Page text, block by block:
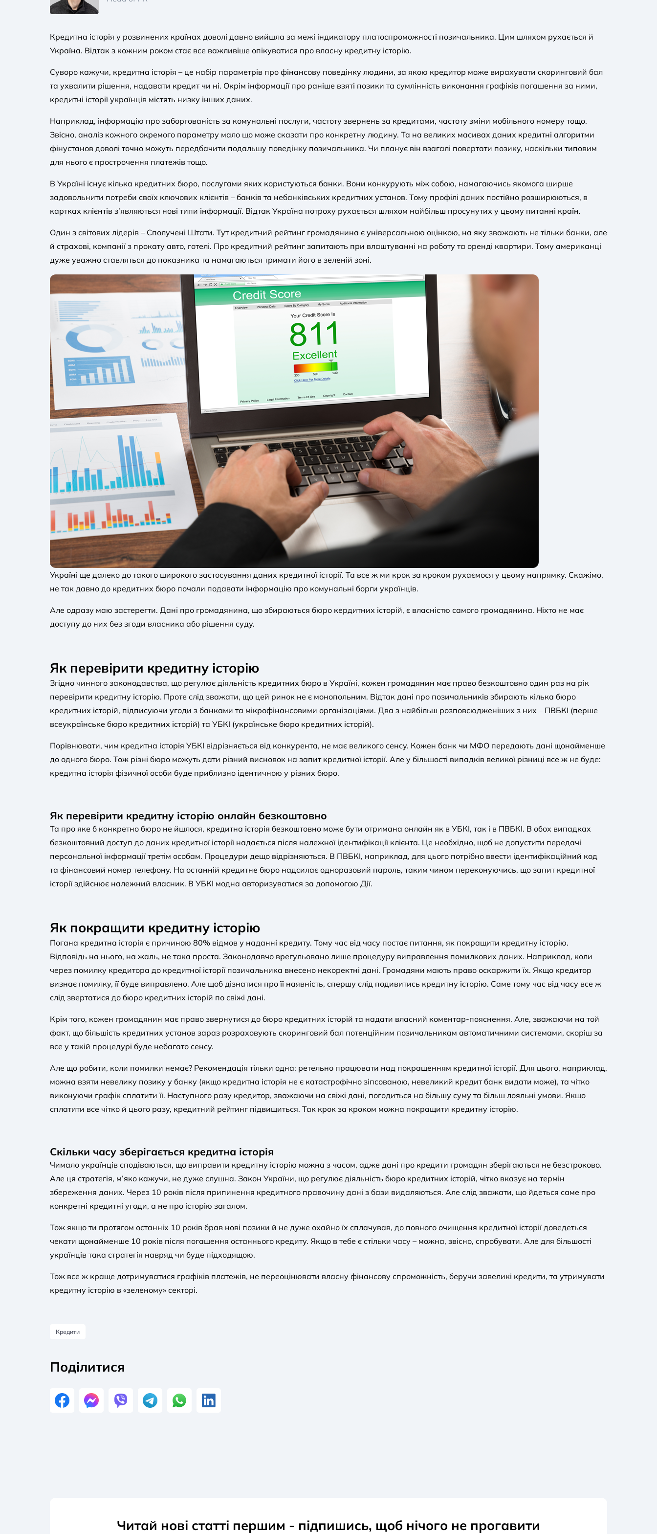
Кредитна історія у розвинених країнах доволі давно вийшла за межі індикатору платоспроможності позичальника. Цим шляхом рухається й
Україна. Відтак з кожним роком стає все важливіше опікуватися про власну кредитну історію.
Суворо кажучи, кредитна історія – це набір параметрів про фінансову поведінку людини, за якою кредитор може вирахувати скоринговий бал
та ухвалити рішення, надавати кредит чи ні. Окрім інформації про раніше взяті позики та сумлінність виконання графіків погашення за ними,
кредитні історії українців містять низку інших даних.
Наприклад, інформацію про заборгованість за комунальні послуги, частоту звернень за кредитами, частоту зміни мобільного номеру тощо.
Звісно, аналіз кожного окремого параметру мало що може сказати про конкретну людину. Та на великих масивах даних кредитні алгоритми
фінустанов доволі точно можуть передбачити подальшу поведінку позичальника. Чи планує він взагалі повертати позику, наскільки типовим
для нього є прострочення платежів тощо.
В Україні існує кілька кредитних бюро, послугами яких користуються банки. Вони конкурують між собою, намагаючись якомога ширше
задовольнити потреби своїх ключових клієнтів – банків та небанківських кредитних установ. Тому профілі даних постійно розширюються, в
картках клієнтів з’являються нові типи інформації. Відтак Україна потроху рухається шляхом найбільш просунутих у цьому питанні країн.
Один з світових лідерів – Сполучені Штати. Тут кредитний рейтинг громадянина є універсальною оцінкою, на яку зважають не тільки банки, але
й страхові, компанії з прокату авто, готелі. Про кредитний рейтинг запитають при влаштуванні на роботу та оренді квартири. Тому американці
дуже уважно ставляться до показника та намагаються тримати його в зеленій зоні.
Україні ще далеко до такого широкого застосування даних кредитної історії. Та все ж ми крок за кроком рухаємося у цьому напрямку. Скажімо,
не так давно до кредитних бюро почали подавати інформацію про комунальні борги українців.
Але одразу маю застерегти. Дані про громадянина, що збираються бюро кердитних історій, є власністю самого громадянина. Ніхто не має
доступу до них без згоди власника або рішення суду.
Як перевірити кредитну історію
Згідно чинного законодавства, що регулює діяльність кредитних бюро в Україні, кожен громадянин має право безкоштовно один раз на рік
перевірити кредитну історію. Проте слід зважати, що цей ринок не є монопольним. Відтак дані про позичальників збирають кілька бюро
кредитних історій, підписуючи угоди з банками та мікрофінансовими організаціями. Два з найбільш розповсюдженіших з них – ПВБКІ (перше
всеукраїнське бюро кредитних історій) та УБКІ (українське бюро кредитних історій).
Порівнювати, чим кредитна історія УБКІ відрізняється від конкурента, не має великого сенсу. Кожен банк чи МФО передають дані щонайменше
до одного бюро. Тож різні бюро можуть дати різний висновок на запит кредитної історії. Але у більшості випадків великої різниці все ж не буде:
кредитна історія фізичної особи буде приблизно ідентичною у різних бюро.
Як перевірити кредитну історію онлайн безкоштовно
Та про яке б конкретно бюро не йшлося, кредитна історія безкоштовно може бути отримана онлайн як в УБКІ, так і в ПВБКІ. В обох випадках
безкоштовний доступ до даних кредитної історії надається після належної ідентифікації клієнта. Це необхідно, щоб не допустити передачі
персональної інформації третім особам. Процедури дещо відрізняються. В ПВБКІ, наприклад, для цього потрібно ввести ідентифікаційний код
та фінансовий номер телефону. На останній кредитне бюро надсилає одноразовий пароль, таким чином переконуючись, що запит кредитної
історії здійснює належний власник. В УБКІ модна авторизуватися за допомогою Дії.
Як покращити кредитну історію
Погана кредитна історія є причиною 80% відмов у наданні кредиту. Тому час від часу постає питання, як покращити кредитну історію.
Відповідь на нього, на жаль, не така проста. Законодавчо врегульовано лише процедуру виправлення помилкових даних. Наприклад, коли
через помилку кредитора до кредитної історії позичальника внесено некоректні дані. Громадяни мають право оскаржити їх. Якщо кредитор
визнає помилку, її буде виправлено. Але щоб дізнатися про її наявність, спершу слід подивитись кредитну історію. Саме тому час від часу все ж
слід звертатися до бюро кредитних історій по свіжі дані.
Крім того, кожен громадянин має право звернутися до бюро кредитних історій та надати власний коментар-пояснення. Але, зважаючи на той
факт, що більшість кредитних установ зараз розраховують скоринговий бал потенційним позичальникам автоматичними системами, скоріш за
все у такій процедурі буде небагато сенсу.
Але що робити, коли помилки немає? Рекомендація тільки одна: ретельно працювати над покращенням кредитної історії. Для цього, наприклад,
можна взяти невелику позику у банку (якщо кредитна історія не є катастрофічно зіпсованою, невеликий кредит банк видати може), та чітко
виконуючи графік сплатити її. Наступного разу кредитор, зважаючи на свіжі дані, погодиться на більшу суму та більш лояльні умови. Якщо
сплатити все чітко й цього разу, кредитний рейтинг підвищиться. Так крок за кроком можна покращити кредитну історію.
Скільки часу зберігається кредитна історія
Чимало українців сподіваються, що виправити кредитну історію можна з часом, адже дані про кредити громадян зберігаються не безстроково.
Але ця стратегія, м’яко кажучи, не дуже слушна. Закон України, що регулює діяльність бюро кредитних історій, чітко вказує на термін
збереження даних. Через 10 років після припинення кредитного правочину дані з бази видаляються. Але слід зважати, що йдеться саме про
конкретні кредитні угоди, а не про історію загалом.
Тож якщо ти протягом останніх 10 років брав нові позики й не дуже охайно їх сплачував, до повного очищення кредитної історії доведеться
чекати щонайменше 10 років після погашення останнього кредиту. Якщо в тебе є стільки часу – можна, звісно, спробувати. Але для більшості
українців така стратегія навряд чи буде підходящою.
Тож все ж краще дотримуватися графіків платежів, не переоцінювати власну фінансову спроможність, беручи завеликі кредити, та утримувати
кредитну історію в «зеленому» секторі.
Кредити
Поділитися
Читай нові статті першим - підпишись, щоб нічого не прогавити